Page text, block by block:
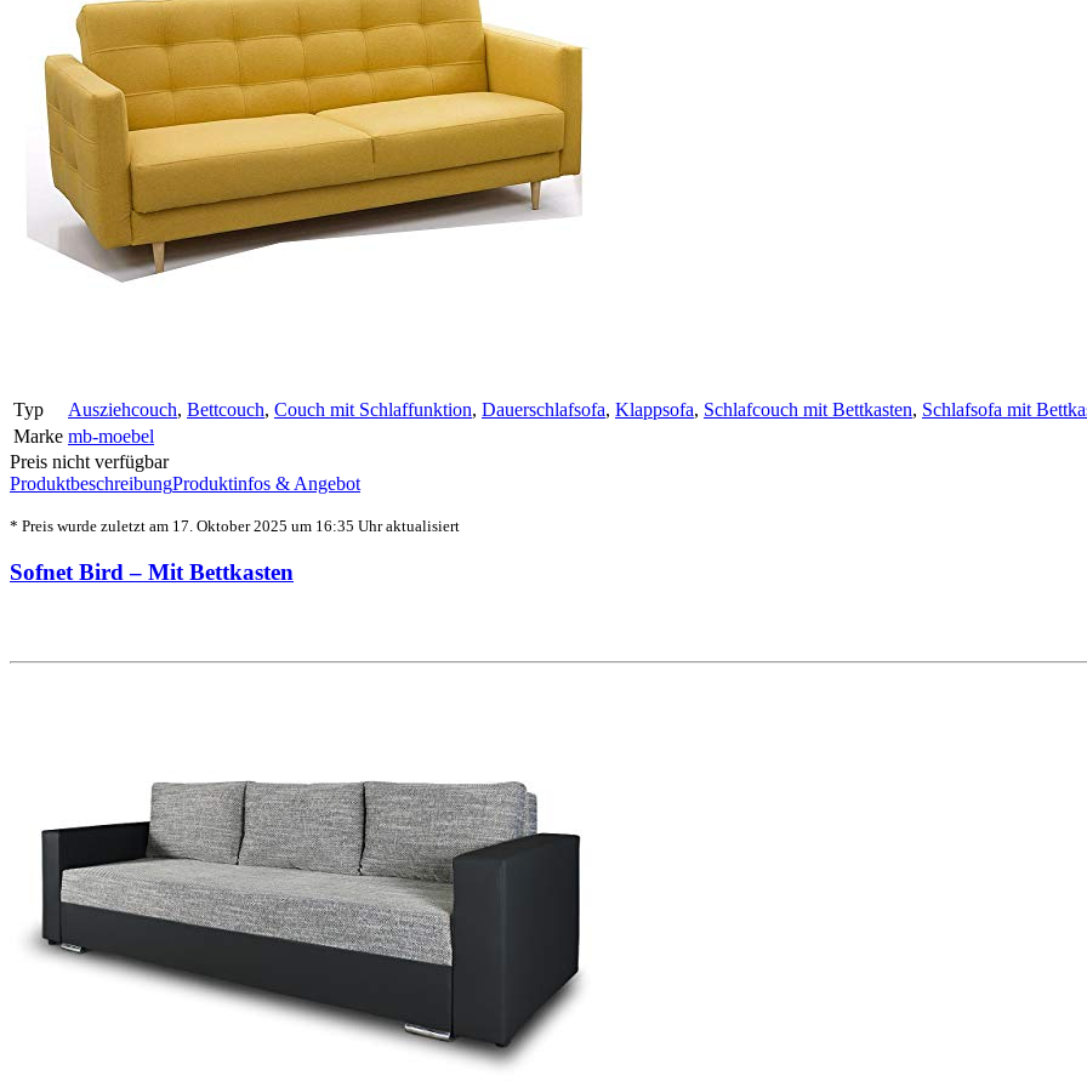
Typ Ausziehcouch, Bettcouch, Couch mit Schlaffunktion, Dauerschlafsofa, Klappsofa, Schlafcouch mit Bettkasten, Schlafsofa mit
Marke mb-moebel
Preis nicht verfügbar
ProduktbeschreibungProduktinfos & Angebot
* Preis wurde zuletzt am 17. Oktober 2025 um 16:35 Uhr aktualisiert
Sofnet Bird – Mit Bettkasten